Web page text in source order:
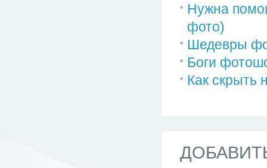
Нужна
фото)
Шедевры
Боги
Как скрыть